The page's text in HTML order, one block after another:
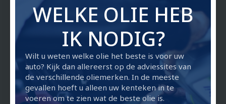
WELKE OLIE HEB
IK NODIG?
Wilt u weten welke olie het beste is voor uw
auto? Kijk dan allereerst op de adviessites van
de verschillende oliemerken. In de meeste
gevallen hoeft u alleen uw kenteken in te
voeren om te zien wat de beste olie is.